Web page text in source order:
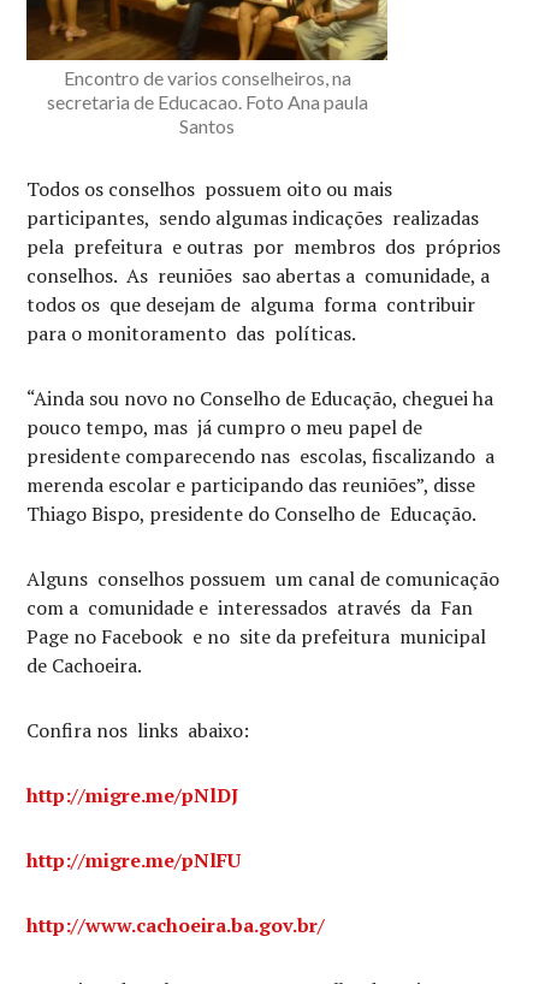
Encontro de varios conselheiros, na
secretaria de Educacao. Foto Ana paula
Santos
Todos os conselhos possuem oito ou mais
participantes, sendo algumas indicações realizadas
pela prefeitura e outras por membros dos próprios
conselhos. As reuniões sao abertas a comunidade, a
todos os que desejam de alguma forma contribuir
para o monitoramento das políticas.
“Ainda sou novo no Conselho de Educação, cheguei ha
pouco tempo, mas já cumpro o meu papel de
presidente comparecendo nas escolas, fiscalizando a
merenda escolar e participando das reuniões”, disse
Thiago Bispo, presidente do Conselho de Educação.
Alguns conselhos possuem um canal de comunicação
com a comunidade e interessados através da Fan
Page no Facebook e no site da prefeitura municipal
de Cachoeira.
Confira nos links abaixo:
http://migre.me/pNlDJ
http://migre.me/pNlFU
http://www.cachoeira.ba.gov.br/